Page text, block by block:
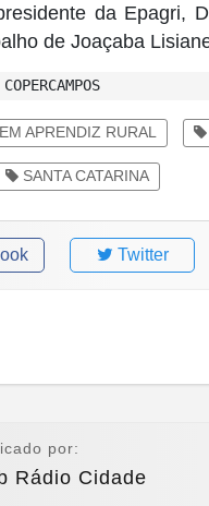
da Epagri,
de Joaçaba
APRENDIZ RURAL
SANTA CATARINA
Twitter
por:
Rádio Cidade